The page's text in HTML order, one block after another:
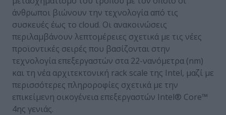
άνθρωποι βιώνουν την τεχνολογία από τις
συσκευές έως το cloud. Οι ανακοινώσεις
περιλαμβάνουν λεπτομέρειες σχετικά με τις νέες
προϊοντικές σειρές που βασίζονται στην
τεχνολογία επεξεργαστών στα 22-νανόμετρα (nm)
και τη νέα αρχιτεκτονική rack scale της Intel, μαζί με
περισσότερες πληροροφίες σχετικά με την
επικείμενη οικογένεια επεξεργαστών Intel® Core™
4ης γενιάς.